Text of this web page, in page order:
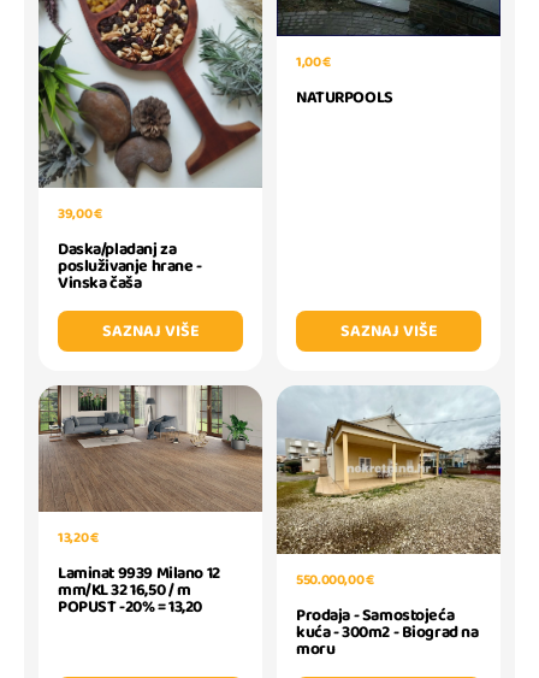
39,00 €
Daska/pladanj za
posluživanje hrane -
Vinska čaša
SAZNAJ VIŠE
1,00 €
NATURPOOLS
SAZNAJ VIŠE
13,20 €
Laminat 9939 Milano 12
mm/KL 32 16,50 / m
POPUST -20% = 13,20
550.000,00 €
Prodaja - Samostojeća
kuća - 300m2 - Biograd na
moru